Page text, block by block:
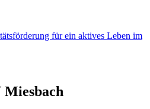
für ein aktives Leben im
Miesbach